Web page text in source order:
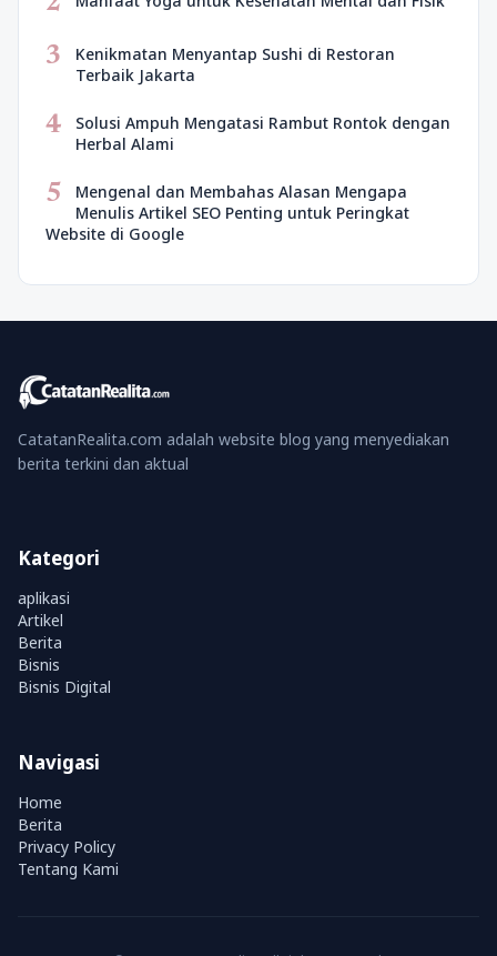
3
Kenikmatan Menyantap Sushi di Restoran
Terbaik Jakarta
4
Solusi Ampuh Mengatasi Rambut Rontok dengan
Herbal Alami
5
Mengenal dan Membahas Alasan Mengapa
Menulis Artikel SEO Penting untuk Peringkat
Website di Google
CatatanRealita.com adalah website blog yang menyediakan
berita terkini dan aktual
Kategori
aplikasi
Artikel
Berita
Bisnis
Bisnis Digital
Navigasi
Home
Berita
Privacy Policy
Tentang Kami